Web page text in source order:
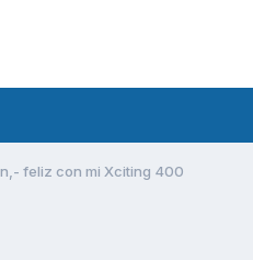
feliz con mi Xciting 400